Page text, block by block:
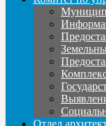
Отдел